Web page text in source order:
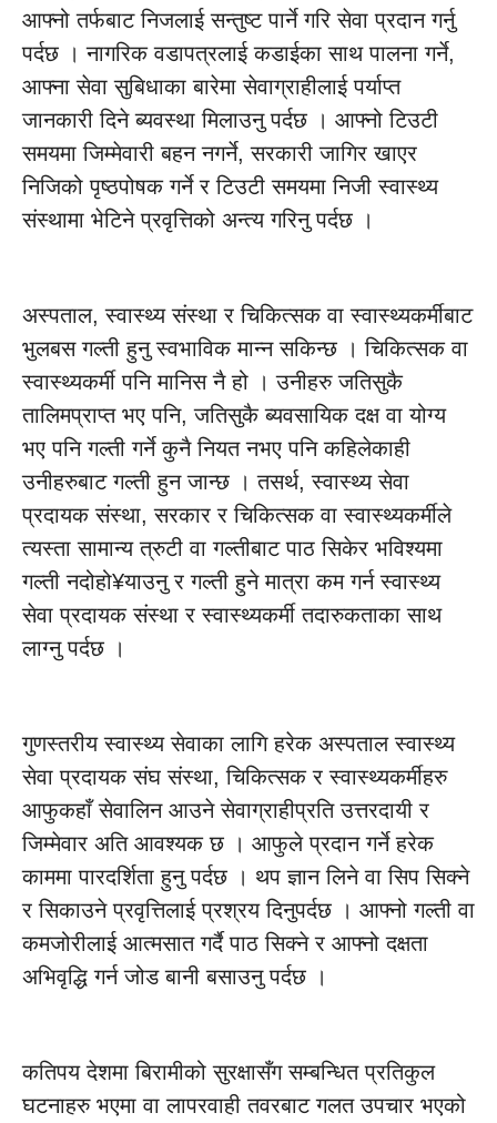
आफ्नो तर्फबाट निजलाई सन्तुष्ट पार्ने गरि सेवा प्रदान गर्नु
पर्दछ । नागरिक वडापत्रलाई कडाईका साथ पालना गर्ने,
आफ्ना सेवा सुबिधाका बारेमा सेवाग्राहीलाई पर्याप्त
जानकारी दिने ब्यवस्था मिलाउनु पर्दछ । आफ्नो टिउटी
समयमा जिम्मेवारी बहन नगर्ने, सरकारी जागिर खाएर
निजिको पृष्ठपोषक गर्ने र टिउटी समयमा निजी स्वास्थ्य
संस्थामा भेटिने प्रवृत्तिको अन्त्य गरिनु पर्दछ ।
अस्पताल, स्वास्थ्य संस्था र चिकित्सक वा स्वास्थ्यकर्मीबाट
भुलबस गल्ती हुनु स्वभाविक मान्न सकिन्छ । चिकित्सक वा
स्वास्थ्यकर्मी पनि मानिस नै हो । उनीहरु जतिसुकै
तालिमप्राप्त भए पनि, जतिसुकै ब्यवसायिक दक्ष वा योग्य
भए पनि गल्ती गर्ने कुनै नियत नभए पनि कहिलेकाही
उनीहरुबाट गल्ती हुन जान्छ । तसर्थ, स्वास्थ्य सेवा
प्रदायक संस्था, सरकार र चिकित्सक वा स्वास्थ्यकर्मीले
त्यस्ता सामान्य त्रुटी वा गल्तीबाट पाठ सिकेर भविश्यमा
गल्ती नदोहो¥याउनु र गल्ती हुने मात्रा कम गर्न स्वास्थ्य
सेवा प्रदायक संस्था र स्वास्थ्यकर्मी तदारुकताका साथ
लाग्नु पर्दछ ।
गुणस्तरीय स्वास्थ्य सेवाका लागि हरेक अस्पताल स्वास्थ्य
सेवा प्रदायक संघ संस्था, चिकित्सक र स्वास्थ्यकर्मीहरु
आफुकहाँ सेवालिन आउने सेवाग्राहीप्रति उत्तरदायी र
जिम्मेवार अति आवश्यक छ । आफुले प्रदान गर्ने हरेक
काममा पारदर्शिता हुनु पर्दछ । थप ज्ञान लिने वा सिप सिक्ने
र सिकाउने प्रवृत्तिलाई प्रश्रय दिनुपर्दछ । आफ्नो गल्ती वा
कमजोरीलाई आत्मसात गर्दै पाठ सिक्ने र आफ्नो दक्षता
अभिवृद्धि गर्न जोड बानी बसाउनु पर्दछ ।
कतिपय देशमा बिरामीको सुरक्षासँग सम्बन्धित प्रतिकुल
घटनाहरु भएमा वा लापरवाही तवरबाट गलत उपचार भएको